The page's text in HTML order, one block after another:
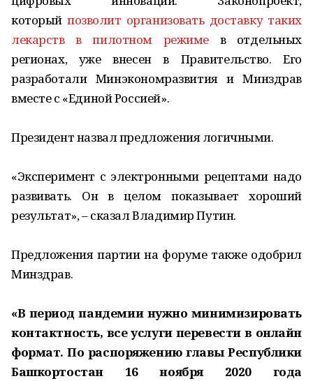
которыйпозволит организовать доставку таких
лекарств в пилотном режиме в отдельных
регионах, уже внесен в Правительство. Его
разработали Минэкономразвития и Минздрав
вместе с «Единой Россией».
Президент назвал предложения логичными.
«Эксперимент с электронными рецептами надо
развивать. Он в целом показывает хороший
результат», – сказал Владимир Путин.
Предложения партии на форуме также одобрил
Минздрав.
«В период пандемии нужно минимизировать
контактность, все услуги перевести в онлайн
формат. По распоряжению главы Республики
Башкортостан 16 ноября 2020 года